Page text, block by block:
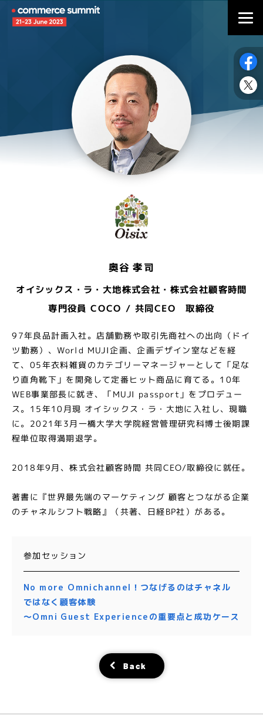
奥谷 孝司
オイシックス・ラ・大地株式会社・株式会社顧客時間
専門役員 COCO / 共同CEO 取締役
97年良品計画入社。店舗勤務や取引先商社への出向（ドイ
ツ勤務）、World MUJI企画、企画デザイン室などを経
て、05年衣料雑貨のカテゴリーマネージャーとして「足な
り直角靴下」を開発して定番ヒット商品に育てる。10年
WEB事業部長に就き、「MUJI passport」をプロデュー
ス。15年10月現 オイシックス・ラ・大地に入社し、現職
に。2021年3月一橋大学大学院経営管理研究科博士後期課
程単位取得満期退学。
2018年9月、株式会社顧客時間 共同CEO/取締役に就任。
著書に『世界最先端のマーケティング 顧客とつながる企業
のチャネルシフト戦略』（共著、日経BP社）がある。
参加セッション
No more Omnichannel！つなげるのはチャネル
ではなく顧客体験
～Omni Guest Experienceの重要点と成功ケース
Back